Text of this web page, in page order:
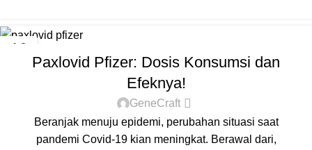
16
Paxlovid Pfizer: Dosis Konsumsi dan
Efeknya!
GeneCraft
Beranjak menuju epidemi, perubahan situasi saat
pandemi Covid-19 kian meningkat. Berawal dari,